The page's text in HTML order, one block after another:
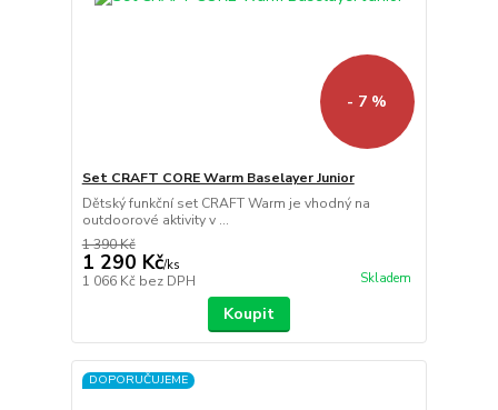
- 7 %
Set CRAFT CORE Warm Baselayer Junior
Dětský funkční set CRAFT Warm je vhodný na
outdoorové aktivity v ...
1 390 Kč
1 290 Kč/ks
1 066 Kč bez DPH Skladem
Koupit
DOPORUČUJEME